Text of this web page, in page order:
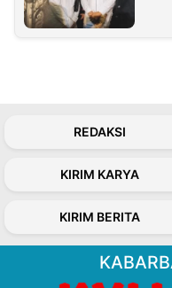
REDAKSI
KIRIM KARYA
KIRIM BERITA